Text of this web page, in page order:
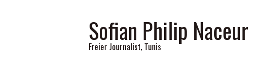
Sofian Philip Naceur
Freier Journalist, Tunis